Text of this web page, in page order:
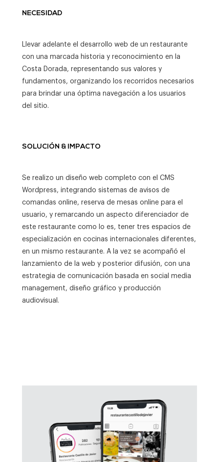
NECESIDAD
Llevar adelante el desarrollo web de un restaurante
con una marcada historia y reconocimiento en la
Costa Dorada, representando sus valores y
fundamentos, organizando los recorridos necesarios
para brindar una óptima navegación a los usuarios
del sitio.
SOLUCIÓN & IMPACTO
Se realizo un diseño web completo con el CMS
Wordpress, integrando sistemas de avisos de
comandas online, reserva de mesas online para el
usuario, y remarcando un aspecto diferenciador de
este restaurante como lo es, tener tres espacios de
especialización en cocinas internacionales diferentes,
en un mismo restaurante. A la vez se acompañó el
lanzamiento de la web y posterior difusión, con una
estrategia de comunicación basada en social media
management, diseño gráfico y producción
audiovisual.